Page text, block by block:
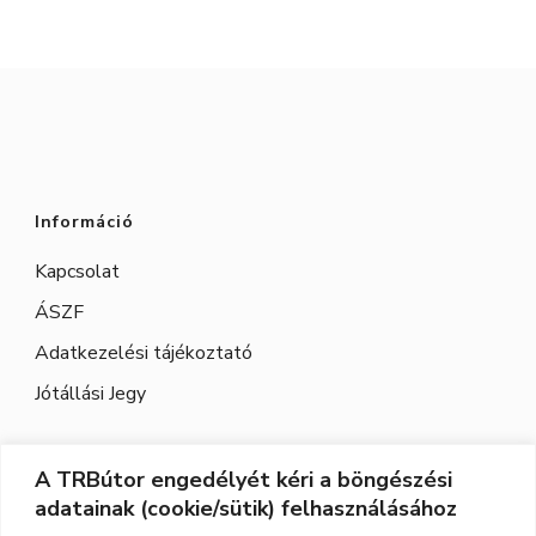
A TRBútor engedélyét kéri a böngészési
adatainak (cookie/sütik) felhasználásához
Információ
Kapcsolat
ÁSZF
Adatkezelési tájékoztató
Jótállási Jegy
Elérhetőség